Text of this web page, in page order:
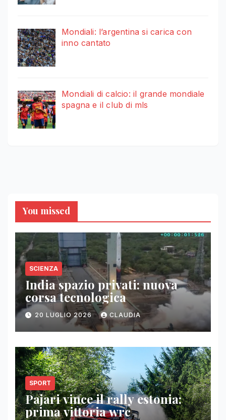
Mondiali: l’argentina si carica con
inno cantato
Mondiali di calcio: il grande mondiale
spagna e il club di mls
You missed
SCIENZA
India spazio privati: nuova
corsa tecnologica
20 LUGLIO 2026 CLAUDIA
SPORT
Pajari vince il rally estonia:
prima vittoria wrc